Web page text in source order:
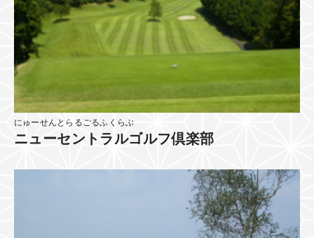
にゅーせんとらるごるふくらぶ
ニューセントラルゴルフ倶楽部